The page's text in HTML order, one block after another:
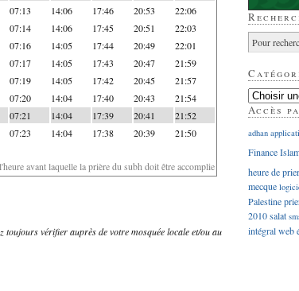
07:13 14:06 17:46 20:53 22:06
07:14 14:06 17:45 20:51 22:03
07:16 14:05 17:44 20:49 22:01
07:17 14:05 17:43 20:47 21:59
07:19 14:05 17:42 20:45 21:57
07:20 14:04 17:40 20:43 21:54
07:21 14:04 17:39 20:41 21:52
07:23 14:04 17:38 20:39 21:50
avant laquelle la prière du subh doit être accomplie
toujours vérifier auprès de votre mosquée locale et/ou au
Accès
adhan
Finance
heure de
mecque
Palestine
2010salat
intégralweb